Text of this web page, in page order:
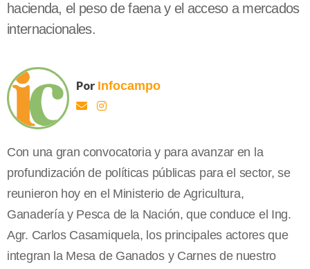
hacienda, el peso de faena y el acceso a mercados
internacionales.
Por Infocampo
Con una gran convocatoria y para avanzar en la
profundización de políticas públicas para el sector, se
reunieron hoy en el Ministerio de Agricultura,
Ganadería y Pesca de la Nación, que conduce el Ing.
Agr. Carlos Casamiquela, los principales actores que
integran la Mesa de Ganados y Carnes de nuestro